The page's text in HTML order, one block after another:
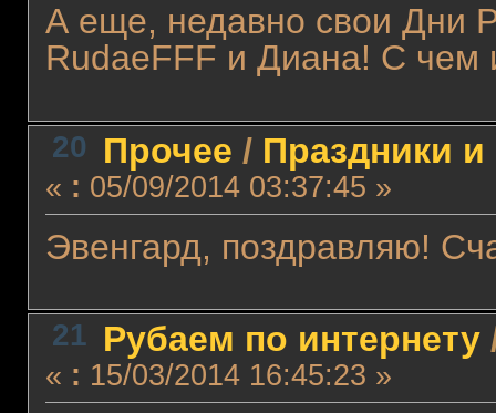
А еще, недавно свои Дни
RudaeFFF и Диана! С чем
20 Прочее / Праздники
« : 05/09/2014 03:37:45 »
Эвенгард, поздравляю!
21 Рубаем по интернету
« : 15/03/2014 16:45:23 »